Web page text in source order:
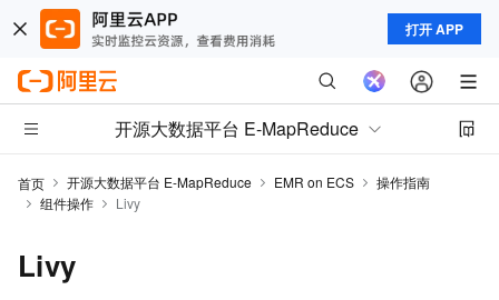
打开 APP
开源大数据平台 E-MapReduce
首页 开源大数据平台 E-MapReduce EMR on ECS
操作指南
组件操作
Livy
Livy